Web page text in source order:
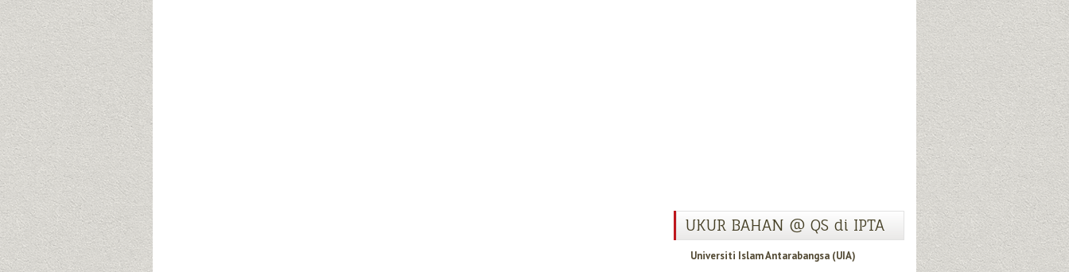
UKUR BAHAN @ QS di IPTA
Universiti Islam Antarabangsa (UIA)